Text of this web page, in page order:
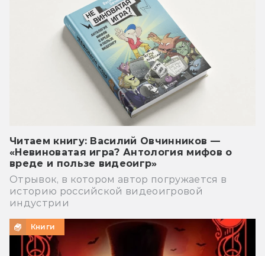
Читаем книгу: Василий Овчинников —
«Невиноватая игра? Антология мифов о
вреде и пользе видеоигр»
Отрывок, в котором автор погружается в
историю российской видеоигровой
индустрии
Книги